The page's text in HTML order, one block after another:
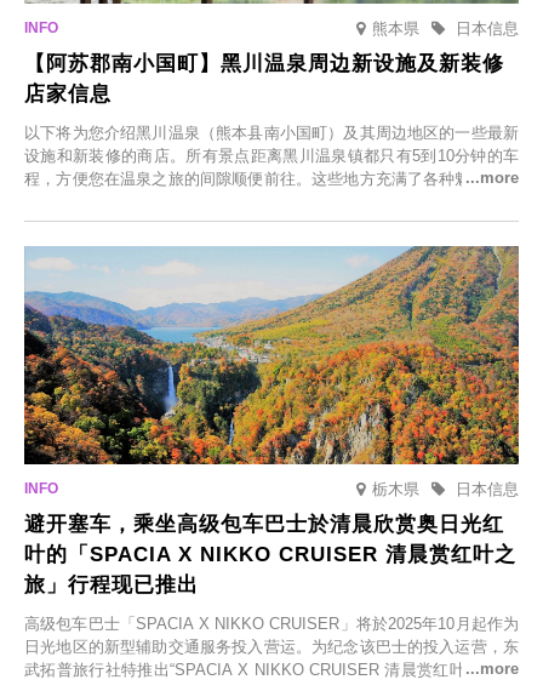
熊本県 日本信息
【阿苏郡南小国町】黑川温泉周边新设施及新装修
店家信息
以下将为您介绍黑川温泉（熊本县南小国町）及其周边地区的一些最新
设施和新装修的商店。所有景点距离黑川温泉镇都只有5到10分钟的车
程，方便您在温泉之旅的间隙顺便前往。这些地方充满了各种魅力，包
食材的餐厅。让您体验黑川温泉的全新乐趣。
栃木県 日本信息
避开塞车，乘坐高级包车巴士於清晨欣赏奥日光红
叶的「SPACIA X NIKKO CRUISER 清晨赏红叶之
旅」行程现已推出
高级包车巴士「SPACIA X NIKKO CRUISER」将於2025年10月起作为
日光地区的新型辅助交通服务投入营运。为纪念该巴士的投入运营，东
武拓普旅行社特推出“SPACIA X NIKKO CRUISER 清晨赏红叶之旅”，